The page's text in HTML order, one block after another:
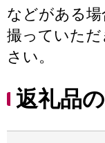
などがある
撮っていただ
さい。
返礼品